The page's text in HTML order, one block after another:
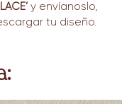
y envíanoslo,
tu diseño.